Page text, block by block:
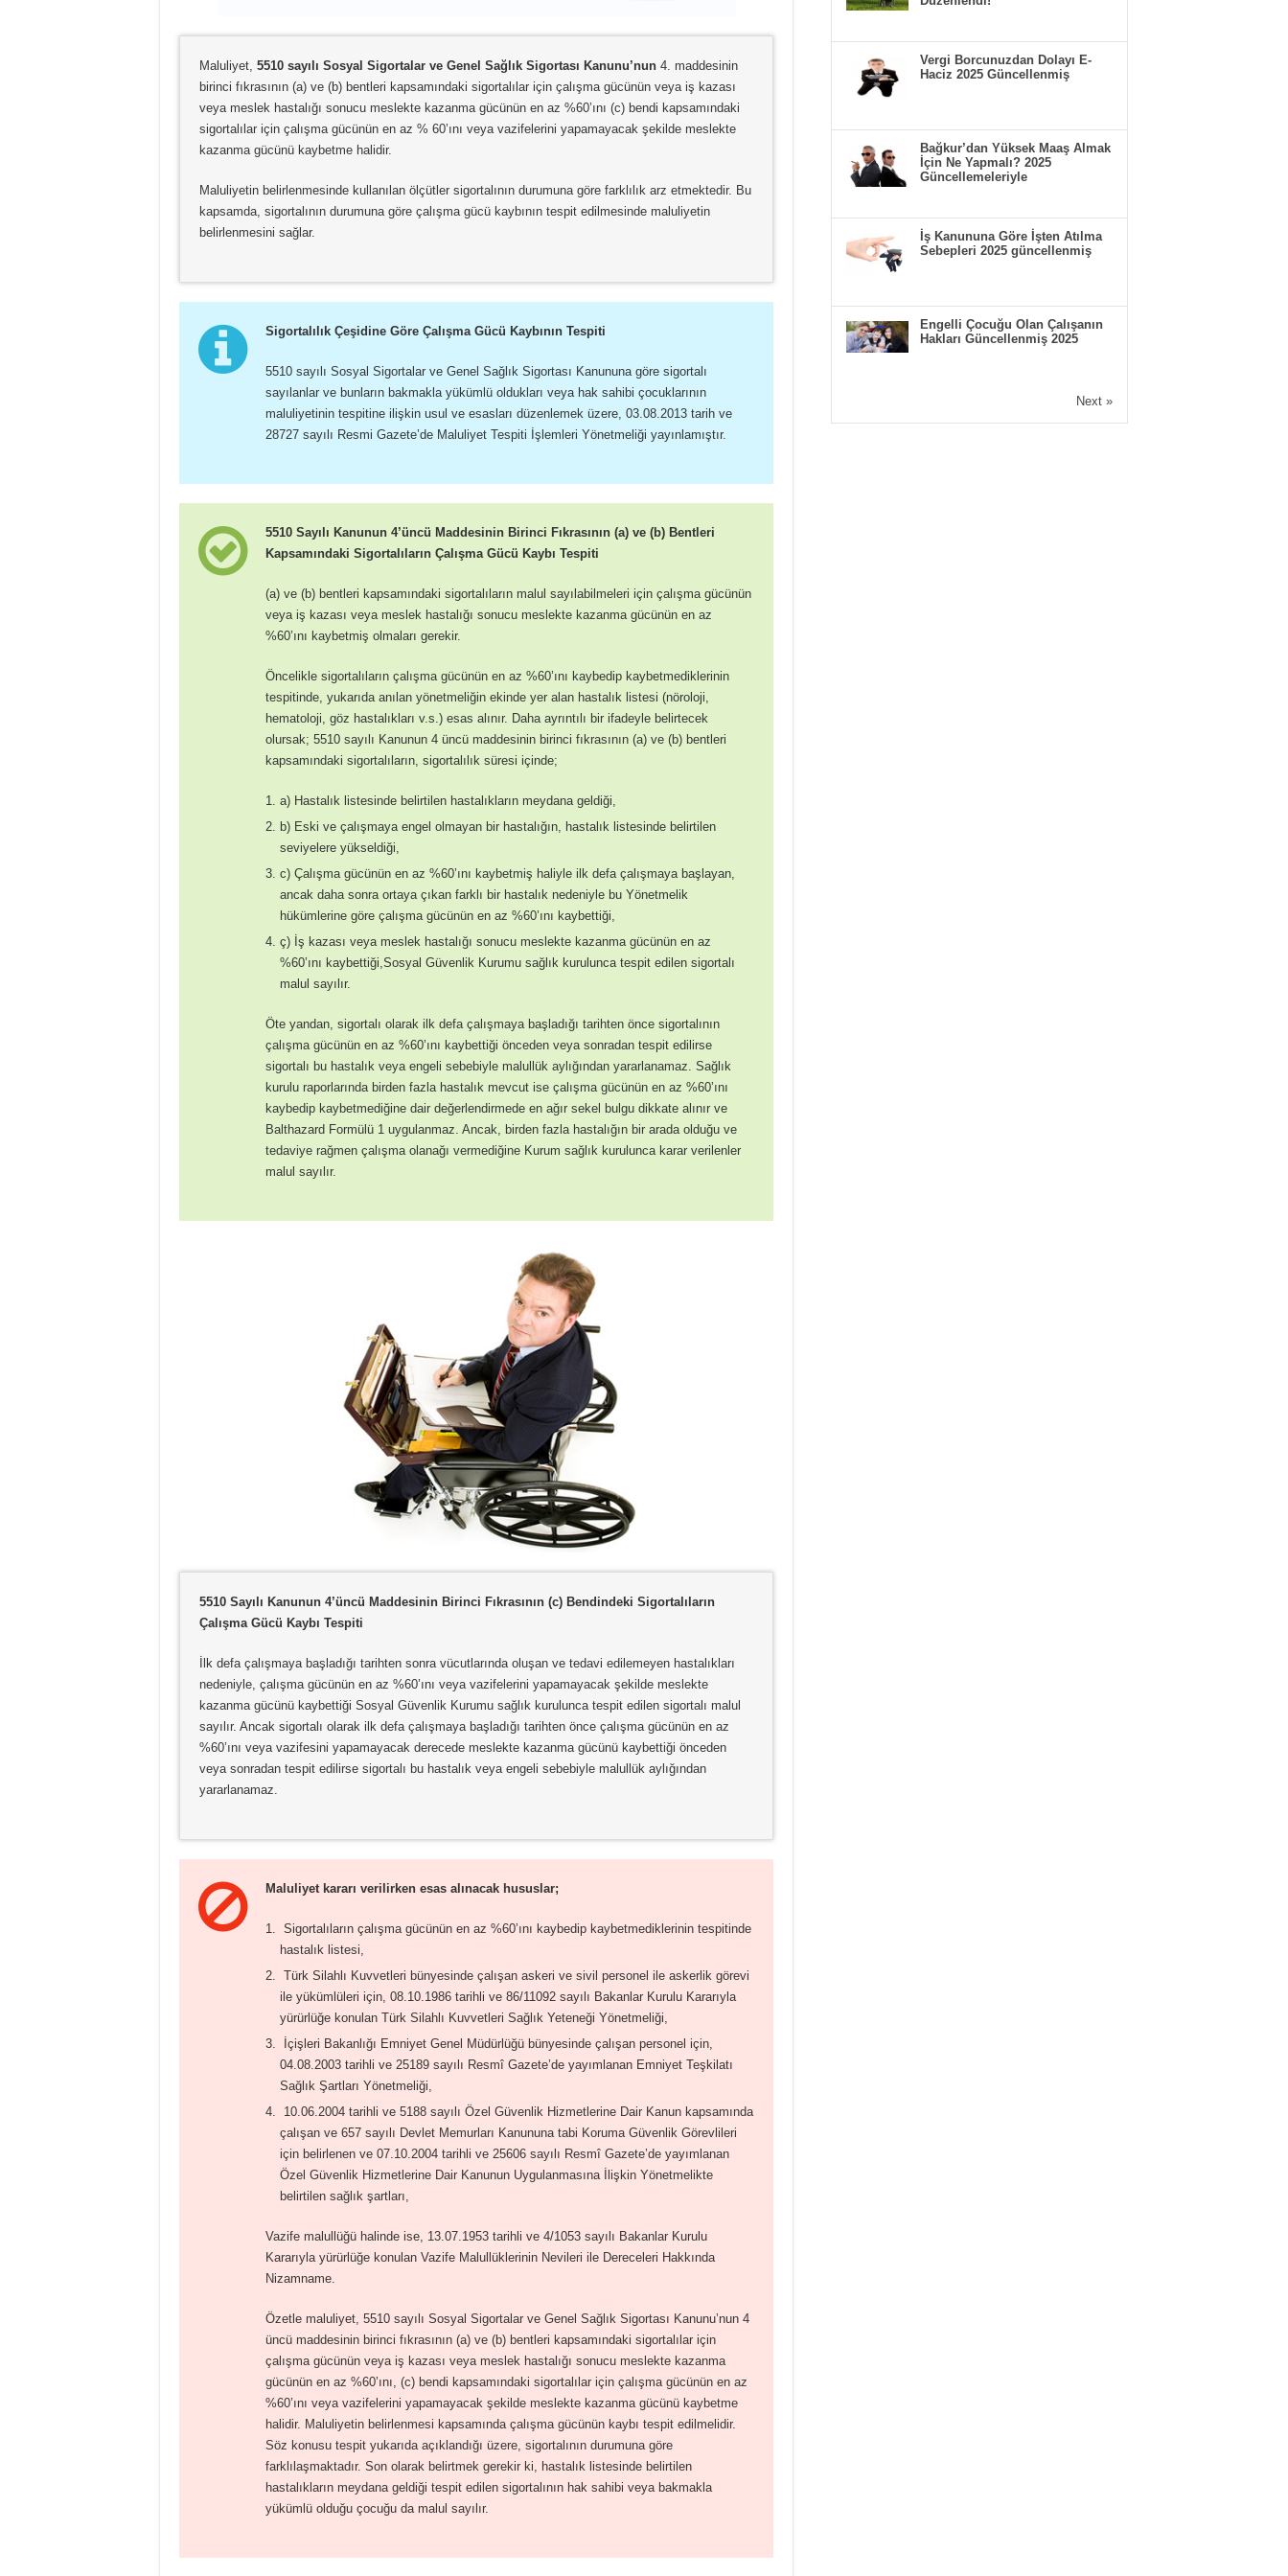
Maluliyet, 5510 sayılı Sosyal Sigortalar ve Genel Sağlık Sigortası Kanunu’nun 4. maddesinin
birinci fıkrasının (a) ve (b) bentleri kapsamındaki sigortalılar için çalışma gücünün veya iş kazası
veya meslek hastalığı sonucu meslekte kazanma gücünün en az %60’ını (c) bendi kapsamındaki
sigortalılar için çalışma gücünün en az % 60’ını veya vazifelerini yapamayacak şekilde meslekte
kazanma gücünü kaybetme halidir.
Maluliyetin belirlenmesinde kullanılan ölçütler sigortalının durumuna göre farklılık arz etmektedir. Bu
kapsamda, sigortalının durumuna göre çalışma gücü kaybının tespit edilmesinde maluliyetin
belirlenmesini sağlar.
Sigortalılık Çeşidine Göre Çalışma Gücü Kaybının Tespiti
5510 sayılı Sosyal Sigortalar ve Genel Sağlık Sigortası Kanununa göre sigortalı
sayılanlar ve bunların bakmakla yükümlü oldukları veya hak sahibi çocuklarının
maluliyetinin tespitine ilişkin usul ve esasları düzenlemek üzere, 03.08.2013 tarih ve
28727 sayılı Resmi Gazete’de Maluliyet Tespiti İşlemleri Yönetmeliği yayınlamıştır.
5510 Sayılı Kanunun 4’üncü Maddesinin Birinci Fıkrasının (a) ve (b) Bentleri
Kapsamındaki Sigortalıların Çalışma Gücü Kaybı Tespiti
(a) ve (b) bentleri kapsamındaki sigortalıların malul sayılabilmeleri için çalışma gücünün
veya iş kazası veya meslek hastalığı sonucu meslekte kazanma gücünün en az
%60’ını kaybetmiş olmaları gerekir.
Öncelikle sigortalıların çalışma gücünün en az %60’ını kaybedip kaybetmediklerinin
tespitinde, yukarıda anılan yönetmeliğin ekinde yer alan hastalık listesi (nöroloji,
hematoloji, göz hastalıkları v.s.) esas alınır. Daha ayrıntılı bir ifadeyle belirtecek
olursak; 5510 sayılı Kanunun 4 üncü maddesinin birinci fıkrasının (a) ve (b) bentleri
kapsamındaki sigortalıların, sigortalılık süresi içinde;
a) Hastalık listesinde belirtilen hastalıkların meydana geldiği,
b) Eski ve çalışmaya engel olmayan bir hastalığın, hastalık listesinde belirtilen
seviyelere yükseldiği,
c) Çalışma gücünün en az %60’ını kaybetmiş haliyle ilk defa çalışmaya başlayan,
ancak daha sonra ortaya çıkan farklı bir hastalık nedeniyle bu Yönetmelik
hükümlerine göre çalışma gücünün en az %60’ını kaybettiği,
ç) İş kazası veya meslek hastalığı sonucu meslekte kazanma gücünün en az
%60’ını kaybettiği,Sosyal Güvenlik Kurumu sağlık kurulunca tespit edilen sigortalı
malul sayılır.
Öte yandan, sigortalı olarak ilk defa çalışmaya başladığı tarihten önce sigortalının
çalışma gücünün en az %60’ını kaybettiği önceden veya sonradan tespit edilirse
sigortalı bu hastalık veya engeli sebebiyle malullük aylığından yararlanamaz. Sağlık
kurulu raporlarında birden fazla hastalık mevcut ise çalışma gücünün en az %60’ını
kaybedip kaybetmediğine dair değerlendirmede en ağır sekel bulgu dikkate alınır ve
Balthazard Formülü 1 uygulanmaz. Ancak, birden fazla hastalığın bir arada olduğu ve
tedaviye rağmen çalışma olanağı vermediğine Kurum sağlık kurulunca karar verilenler
malul sayılır.
5510 Sayılı Kanunun 4’üncü Maddesinin Birinci Fıkrasının (c) Bendindeki Sigortalıların
Çalışma Gücü Kaybı Tespiti
İlk defa çalışmaya başladığı tarihten sonra vücutlarında oluşan ve tedavi edilemeyen hastalıkları
nedeniyle, çalışma gücünün en az %60’ını veya vazifelerini yapamayacak şekilde meslekte
kazanma gücünü kaybettiği Sosyal Güvenlik Kurumu sağlık kurulunca tespit edilen sigortalı malul
sayılır. Ancak sigortalı olarak ilk defa çalışmaya başladığı tarihten önce çalışma gücünün en az
%60’ını veya vazifesini yapamayacak derecede meslekte kazanma gücünü kaybettiği önceden
veya sonradan tespit edilirse sigortalı bu hastalık veya engeli sebebiyle malullük aylığından
yararlanamaz.
Maluliyet kararı verilirken esas alınacak hususlar;
Sigortalıların çalışma gücünün en az %60’ını kaybedip kaybetmediklerinin tespitinde
hastalık listesi,
Türk Silahlı Kuvvetleri bünyesinde çalışan askeri ve sivil personel ile askerlik görevi
ile yükümlüleri için, 08.10.1986 tarihli ve 86/11092 sayılı Bakanlar Kurulu Kararıyla
yürürlüğe konulan Türk Silahlı Kuvvetleri Sağlık Yeteneği Yönetmeliği,
İçişleri Bakanlığı Emniyet Genel Müdürlüğü bünyesinde çalışan personel için,
04.08.2003 tarihli ve 25189 sayılı Resmî Gazete’de yayımlanan Emniyet Teşkilatı
Sağlık Şartları Yönetmeliği,
10.06.2004 tarihli ve 5188 sayılı Özel Güvenlik Hizmetlerine Dair Kanun kapsamında
çalışan ve 657 sayılı Devlet Memurları Kanununa tabi Koruma Güvenlik Görevlileri
için belirlenen ve 07.10.2004 tarihli ve 25606 sayılı Resmî Gazete’de yayımlanan
Özel Güvenlik Hizmetlerine Dair Kanunun Uygulanmasına İlişkin Yönetmelikte
belirtilen sağlık şartları,
Vazife malullüğü halinde ise, 13.07.1953 tarihli ve 4/1053 sayılı Bakanlar Kurulu
Kararıyla yürürlüğe konulan Vazife Malullüklerinin Nevileri ile Dereceleri Hakkında
Nizamname.
Özetle maluliyet, 5510 sayılı Sosyal Sigortalar ve Genel Sağlık Sigortası Kanunu’nun 4
üncü maddesinin birinci fıkrasının (a) ve (b) bentleri kapsamındaki sigortalılar için
çalışma gücünün veya iş kazası veya meslek hastalığı sonucu meslekte kazanma
gücünün en az %60’ını, (c) bendi kapsamındaki sigortalılar için çalışma gücünün en az
%60’ını veya vazifelerini yapamayacak şekilde meslekte kazanma gücünü kaybetme
halidir. Maluliyetin belirlenmesi kapsamında çalışma gücünün kaybı tespit edilmelidir.
Söz konusu tespit yukarıda açıklandığı üzere, sigortalının durumuna göre
farklılaşmaktadır. Son olarak belirtmek gerekir ki, hastalık listesinde belirtilen
hastalıkların meydana geldiği tespit edilen sigortalının hak sahibi veya bakmakla
yükümlü olduğu çocuğu da malul sayılır.
Vergi Borcunuzdan Dolayı E-
Haciz 2025 Güncellenmiş
Bağkur’dan Yüksek Maaş Almak
İçin Ne Yapmalı? 2025
Güncellemeleriyle
İş Kanununa Göre İşten Atılma
Sebepleri 2025 güncellenmiş
Engelli Çocuğu Olan Çalışanın
Hakları Güncellenmiş 2025
Next »